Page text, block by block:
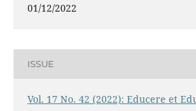
01/12/2022
ISSUE
Vol. 17 No. 42 (2022): Educere et